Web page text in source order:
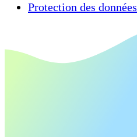
Protection des données